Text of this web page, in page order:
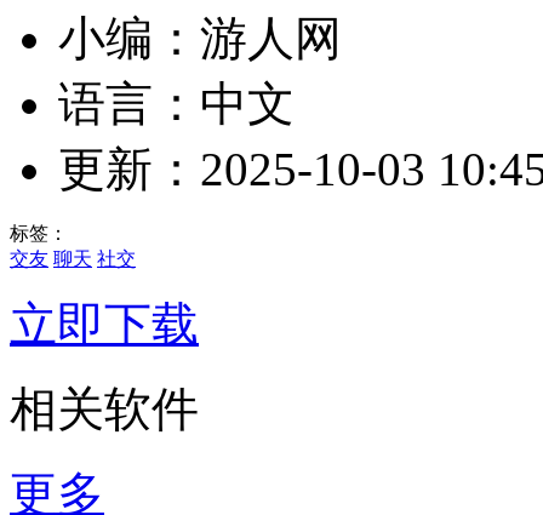
小编：游人网
语言：中文
更新：2025-10-03
标签：
交友 聊天 社交
立即下载
相关软件
更多